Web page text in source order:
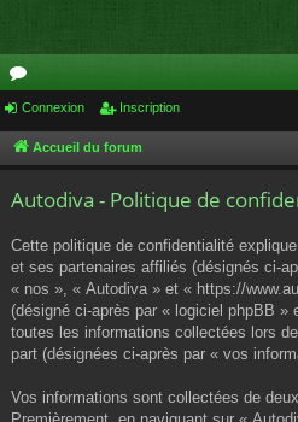
or
u
Connexion Inscription
Accueil du forum
Autodiva - Politique de
Cette politique de confidentialité
et ses partenaires affiliés (désignés ci-
« nos », « Autodiva » et « https://
(désigné ci-après par « logiciel phpBB »
toutes les informations collectées lors
part (désignées ci-après par « vos
Vos informations sont collectées de
Premièrement, en naviguant sur «